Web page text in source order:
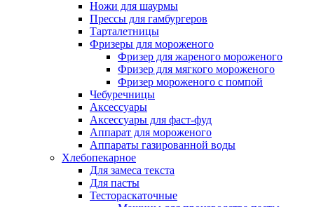
Ножи для шаурмы
Прессы для гамбургеров
Тарталетницы
Фризеры для мороженого
Фризер для жареного мороженого
Фризер для мягкого мороженого
Фризер мороженого с помпой
Чебуречницы
Аксессуары
Аксессуары для фаст-фуд
Аппарат для мороженого
Аппараты газированной воды
Хлебопекарное
Для замеса текста
Для пасты
Тестораскаточные